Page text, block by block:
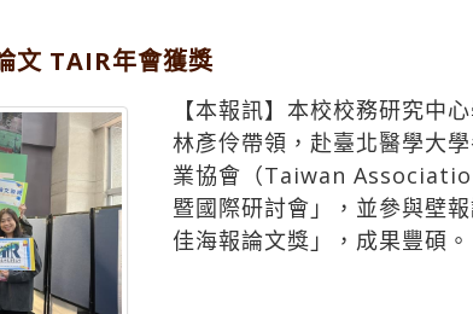
文 TAIR年會獲獎
【本報訊】本校校務研究中
林彥伶帶領，赴臺北醫學大
業協會（Taiwan
暨國際研討會」，並參與壁
佳海報論文獎」，成果豐碩。